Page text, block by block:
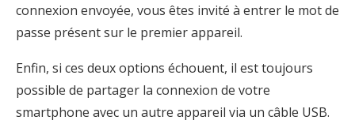
connexion envoyée, vous êtes invité à entrer le mot de
passe présent sur le premier appareil.
Enfin, si ces deux options échouent, il est toujours
possible de partager la connexion de votre
smartphone avec un autre appareil via un câble USB.